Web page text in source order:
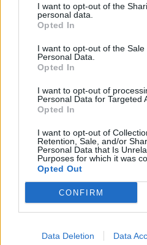
I want to opt-out of the
personal data.
Opted In
I want to opt-out of the Sale
Personal Data.
Opted In
I want to opt-out of
Personal Data for Targeted
Opted In
I want to opt-out of
Retention, Sale, and/or
Personal Data that Is
Purposes for which it was
Opted Out
CONFIRM
Data Deletion Data
który dzień w dzień
wątroba. Tak
nieskończoną. Ów
surowo ukarany za
do gatunku ludzkiego,
postanowił się
przykład tego, że
zamiast dobra
niezwykle heroiczną,
ze świadomością
dotkliwej kary.
Obydwaj powyżej